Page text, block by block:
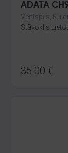
ADATA
Ventspils,
Stāvoklis
35.00 €